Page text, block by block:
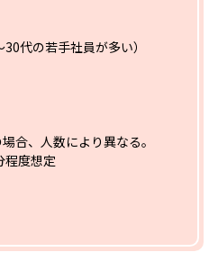
代の若手社員が多い）
合、人数により異なる。
度想定